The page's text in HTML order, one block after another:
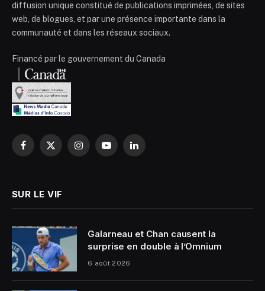
diffusion unique constitué de publications imprimées, de sites
web, de blogues, et par une présence importante dans la
communauté et dans les réseaux sociaux.
Financé par le gouvernement du Canada
Facebook
X
InstagramYouTubeLinkedIn
SUR LE VIF
Galarneau et Chan causent la
surprise en double à l’Omnium
6 août 2026